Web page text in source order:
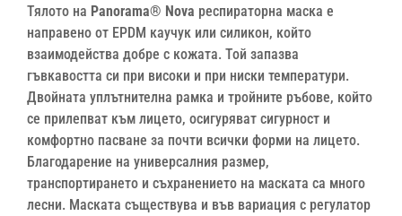
Тялото на Panorama® Nova респираторна маска е
направено от EPDM каучук или силикон, който
взаимодейства добре с кожата. Той запазва
гъвкавостта си при високи и при ниски температури.
Двойната уплътнителна рамка и тройните ръбове, който
се прилепват към лицето, осигуряват сигурност и
комфортно пасване за почти всички форми на лицето.
Благодарение на универсалния размер,
транспортирането и съхранението на маската са много
лесни. Маската съществува и във вариация с регулатор